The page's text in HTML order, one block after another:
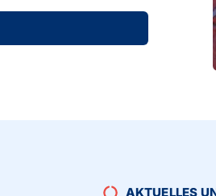
AKTUELLES